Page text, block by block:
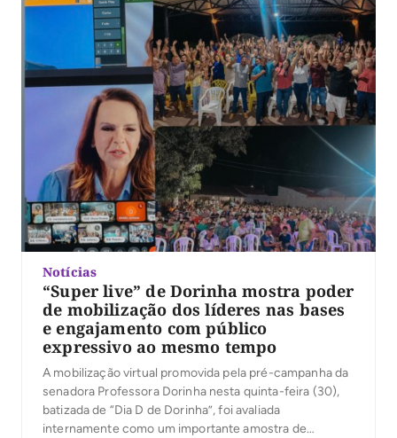
Notícias
“Super live” de Dorinha mostra poder
de mobilização dos líderes nas bases
e engajamento com público
expressivo ao mesmo tempo
A mobilização virtual promovida pela pré-campanha da
senadora Professora Dorinha nesta quinta-feira (30),
batizada de “Dia D de Dorinha”, foi avaliada
internamente como um importante amostra de